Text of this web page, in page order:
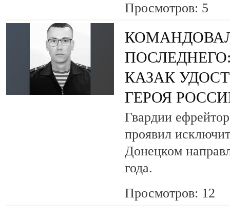
Просмотров: 5
КАЗАК
ГЕРОЯ
Гвардии
проявил
Донецком
года.
Просмотров: 12